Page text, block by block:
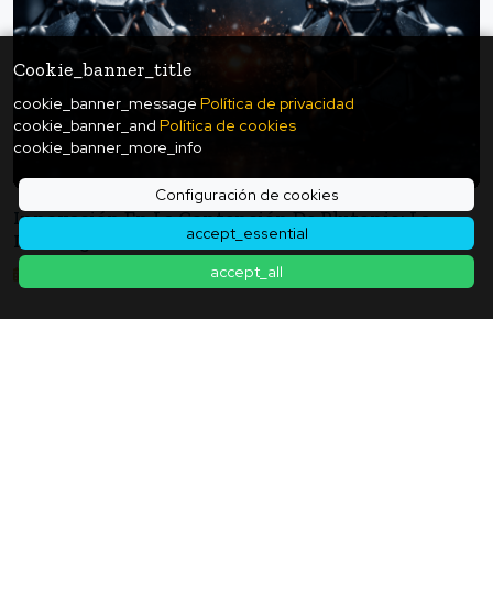
Cookie_banner_title
cookie_banner_message Política de privacidad
cookie_banner_and Política de cookies
cookie_banner_more_info
Configuración de cookies
accept_essential
accept_all
Innovación En La Contención De Plutonio: La
Investigación Sobre El Plutonio Avanza Hacia
"pequeñas Cantidades Y Alta Precisión" Con La
Idea De Atraparlo Entre Dos Jaulas.